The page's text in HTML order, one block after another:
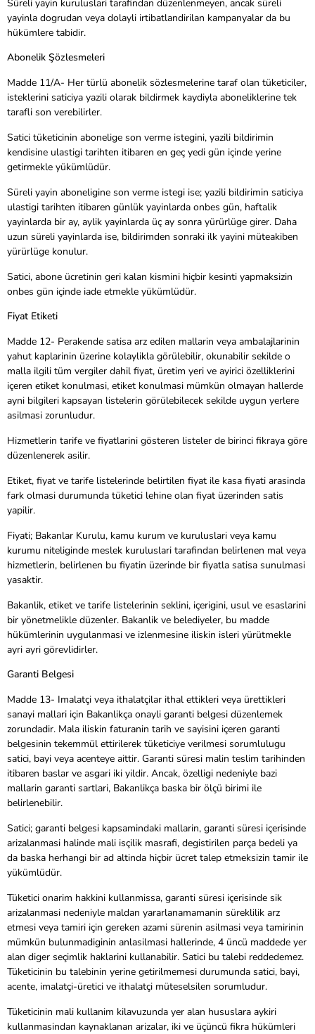
Süreli yayin kuruluslari tarafindan düzenlenmeyen, ancak süreli
yayinla dogrudan veya dolayli irtibatlandirilan kampanyalar da bu
hükümlere tabidir.
Abonelik Şözlesmeleri
Madde 11/A- Her türlü abonelik sözlesmelerine taraf olan tüketiciler,
isteklerini saticiya yazili olarak bildirmek kaydiyla aboneliklerine tek
tarafli son verebilirler.
Satici tüketicinin abonelige son verme istegini, yazili bildirimin
kendisine ulastigi tarihten itibaren en geç yedi gün içinde yerine
getirmekle yükümlüdür.
Süreli yayin aboneligine son verme istegi ise; yazili bildirimin saticiya
ulastigi tarihten itibaren günlük yayinlarda onbes gün, haftalik
yayinlarda bir ay, aylik yayinlarda üç ay sonra yürürlüge girer. Daha
uzun süreli yayinlarda ise, bildirimden sonraki ilk yayini müteakiben
yürürlüge konulur.
Satici, abone ücretinin geri kalan kismini hiçbir kesinti yapmaksizin
onbes gün içinde iade etmekle yükümlüdür.
Fiyat Etiketi
Madde 12- Perakende satisa arz edilen mallarin veya ambalajlarinin
yahut kaplarinin üzerine kolaylikla görülebilir, okunabilir sekilde o
malla ilgili tüm vergiler dahil fiyat, üretim yeri ve ayirici özelliklerini
içeren etiket konulmasi, etiket konulmasi mümkün olmayan hallerde
ayni bilgileri kapsayan listelerin görülebilecek sekilde uygun yerlere
asilmasi zorunludur.
Hizmetlerin tarife ve fiyatlarini gösteren listeler de birinci fikraya göre
düzenlenerek asilir.
Etiket, fiyat ve tarife listelerinde belirtilen fiyat ile kasa fiyati arasinda
fark olmasi durumunda tüketici lehine olan fiyat üzerinden satis
yapilir.
Fiyati; Bakanlar Kurulu, kamu kurum ve kuruluslari veya kamu
kurumu niteliginde meslek kuruluslari tarafindan belirlenen mal veya
hizmetlerin, belirlenen bu fiyatin üzerinde bir fiyatla satisa sunulmasi
yasaktir.
Bakanlik, etiket ve tarife listelerinin seklini, içerigini, usul ve esaslarini
bir yönetmelikle düzenler. Bakanlik ve belediyeler, bu madde
hükümlerinin uygulanmasi ve izlenmesine iliskin isleri yürütmekle
ayri ayri görevlidirler.
Garanti Belgesi
Madde 13- Imalatçi veya ithalatçilar ithal ettikleri veya ürettikleri
sanayi mallari için Bakanlikça onayli garanti belgesi düzenlemek
zorundadir. Mala iliskin faturanin tarih ve sayisini içeren garanti
belgesinin tekemmül ettirilerek tüketiciye verilmesi sorumlulugu
satici, bayi veya acenteye aittir. Garanti süresi malin teslim tarihinden
itibaren baslar ve asgari iki yildir. Ancak, özelligi nedeniyle bazi
mallarin garanti sartlari, Bakanlikça baska bir ölçü birimi ile
belirlenebilir.
Satici; garanti belgesi kapsamindaki mallarin, garanti süresi içerisinde
arizalanmasi halinde mali isçilik masrafi, degistirilen parça bedeli ya
da baska herhangi bir ad altinda hiçbir ücret talep etmeksizin tamir ile
yükümlüdür.
Tüketici onarim hakkini kullanmissa, garanti süresi içerisinde sik
arizalanmasi nedeniyle maldan yararlanamamanin süreklilik arz
etmesi veya tamiri için gereken azami sürenin asilmasi veya tamirinin
mümkün bulunmadiginin anlasilmasi hallerinde, 4 üncü maddede yer
alan diger seçimlik haklarini kullanabilir. Satici bu talebi reddedemez.
Tüketicinin bu talebinin yerine getirilmemesi durumunda satici, bayi,
acente, imalatçi-üretici ve ithalatçi müteselsilen sorumludur.
Tüketicinin mali kullanim kilavuzunda yer alan hususlara aykiri
kullanmasindan kaynaklanan arizalar, iki ve üçüncü fikra hükümleri